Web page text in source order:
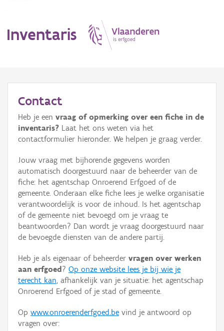
Inventaris
Erfgoedobject
Aanduidingsobject
Waarneming
Thema
Gebeurtenis
Persoon of collectief
Hergebruik
Aanmelden
Contact
Heb je een vraag of opmerking over een fiche in de
inventaris? Laat het ons weten via het
contactformulier hieronder. We helpen je graag verder.
Jouw vraag met bijhorende gegevens worden
automatisch doorgestuurd naar de beheerder van de
fiche: het agentschap Onroerend Erfgoed of de
gemeente. Onderaan elke fiche lees je welke organisatie
verantwoordelijk is voor de inhoud. Is het agentschap
of de gemeente niet bevoegd om je vraag te
beantwoorden? Dan wordt je vraag doorgestuurd naar
de bevoegde diensten van de andere partij.
Heb je als eigenaar of beheerder vragen over werken
aan erfgoed ? Op onze website lees je bij wie je
terecht kan, afhankelijk van je situatie: het agentschap
Onroerend Erfgoed of je stad of gemeente.
Op www.onroerenderfgoed.be vind je antwoord op
vragen over: